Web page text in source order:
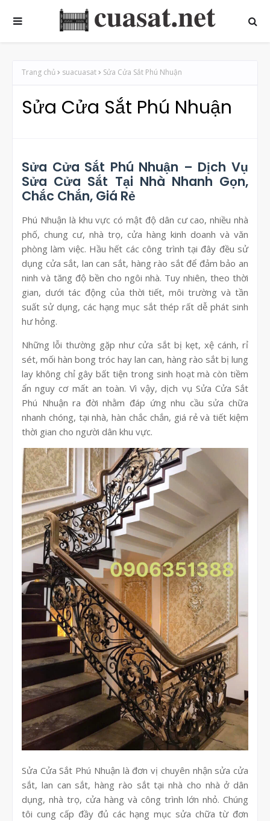
Trang chủ suacuasat Sửa Cửa Sắt Phú Nhuận
Sửa Cửa Sắt Phú Nhuận
Sửa Cửa Sắt Phú Nhuận – Dịch Vụ
Sửa Cửa Sắt Tại Nhà Nhanh Gọn,
Chắc Chắn, Giá Rẻ
Phú Nhuận là khu vực có mật độ dân cư cao, nhiều nhà
phố, chung cư, nhà trọ, cửa hàng kinh doanh và văn
phòng làm việc. Hầu hết các công trình tại đây đều sử
dụng cửa sắt, lan can sắt, hàng rào sắt để đảm bảo an
ninh và tăng độ bền cho ngôi nhà. Tuy nhiên, theo thời
gian, dưới tác động của thời tiết, môi trường và tần
suất sử dụng, các hạng mục sắt thép rất dễ phát sinh
hư hỏng.
Những lỗi thường gặp như cửa sắt bị kẹt, xệ cánh, rỉ
sét, mối hàn bong tróc hay lan can, hàng rào sắt bị lung
lay không chỉ gây bất tiện trong sinh hoạt mà còn tiềm
ẩn nguy cơ mất an toàn. Vì vậy, dịch vụ Sửa Cửa Sắt
Phú Nhuận ra đời nhằm đáp ứng nhu cầu sửa chữa
nhanh chóng, tại nhà, hàn chắc chắn, giá rẻ và tiết kiệm
thời gian cho người dân khu vực.
Sửa Cửa Sắt Phú Nhuận là đơn vị chuyên nhận sửa cửa
sắt, lan can sắt, hàng rào sắt tại nhà cho nhà ở dân
dụng, nhà trọ, cửa hàng và công trình lớn nhỏ. Chúng
tôi cung cấp đầy đủ các hạng mục sửa chữa từ đơn